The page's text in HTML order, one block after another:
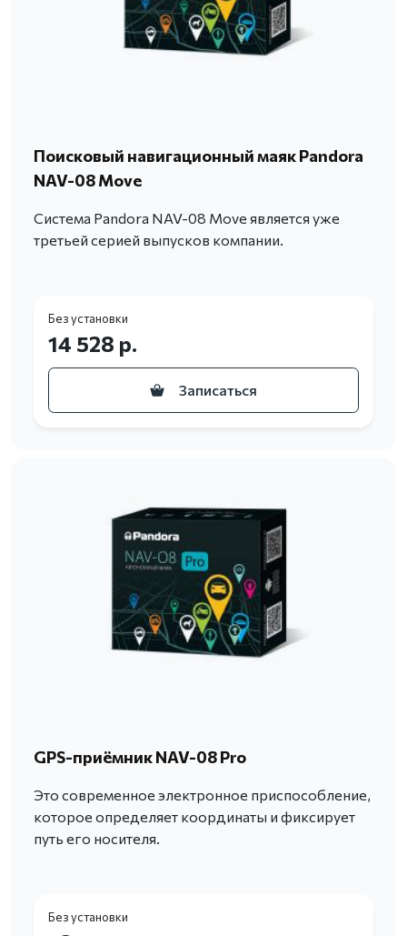
Поисковый навигационный маяк Pandora
NAV-08 Move
Система Pandora NAV-08 Move является уже
третьей серией выпусков компании.
Без установки
14 528 р.
Записаться
GPS-приёмник NAV-08 Pro
Это современное электронное приспособление,
которое определяет координаты и фиксирует
путь его носителя.
Без установки